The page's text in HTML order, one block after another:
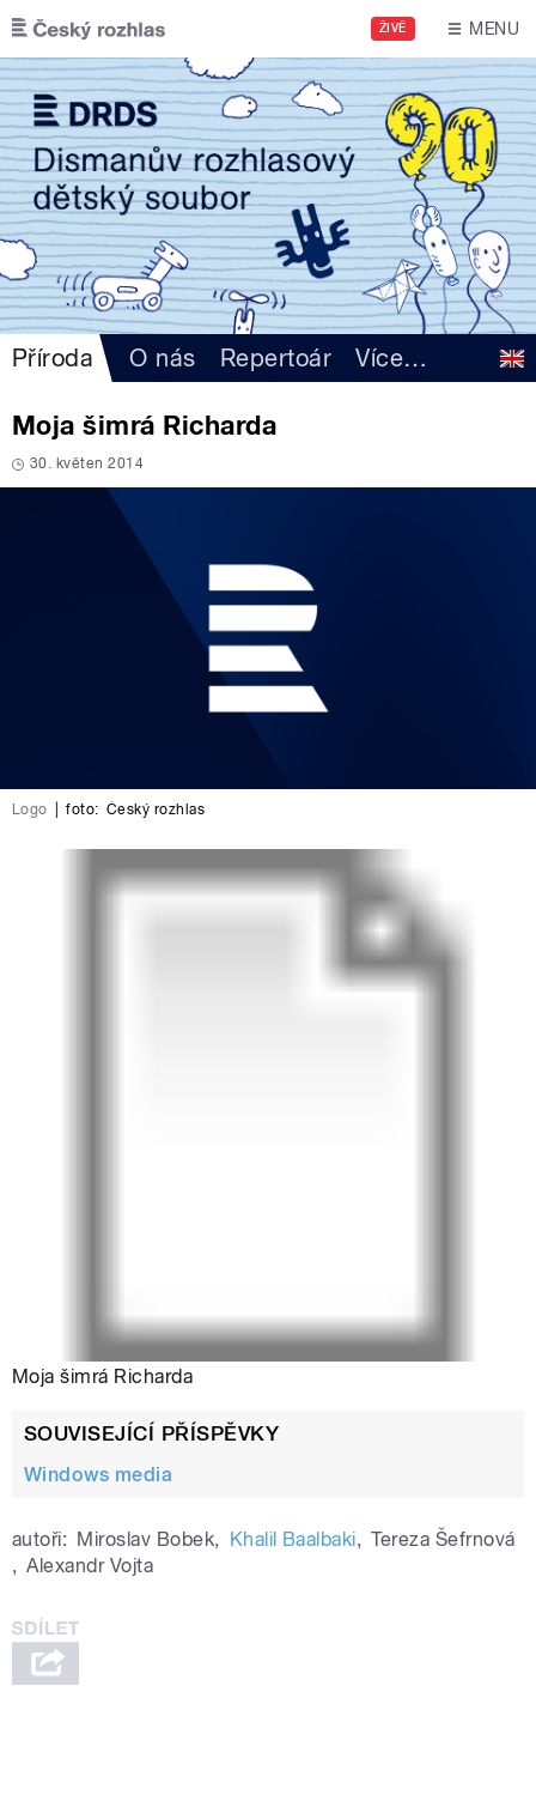
Přejít k hlavnímu obsahu
ŽIVĚ MENU
Příroda O nás Repertoár Více…
Moja šimrá Richarda
30. květen 2014
Logo foto: Český rozhlas
Moja šimrá Richarda
SOUVISEJÍCÍ PŘÍSPĚVKY
Windows media
autoři: Miroslav Bobek, Khalil Baalbaki, Tereza Šefrnová
, Alexandr Vojta